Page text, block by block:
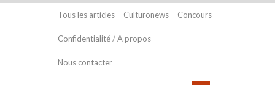
Tous les articles Culturonews Concours
Confidentialité / A propos
Nous contacter